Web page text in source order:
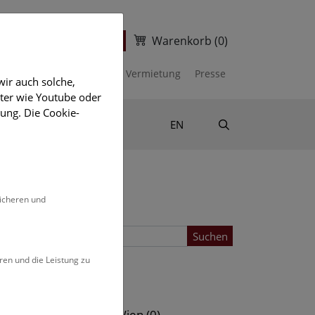
Warenkorb (0)
Vermietung Presse
EN
Suchen
auch solche,
wie Youtube oder
Die Cookie-
und
und die Leistung zu